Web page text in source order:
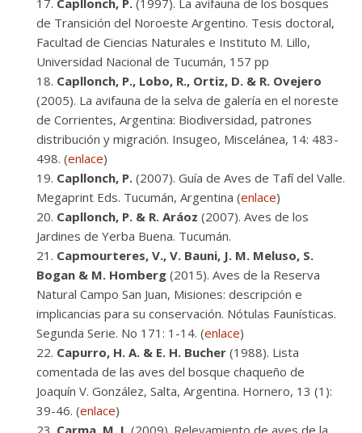
Capllonch, P. (1997). La avifauna de los bosques
de Transición del Noroeste Argentino. Tesis doctoral,
Facultad de Ciencias Naturales e Instituto M. Lillo,
Universidad Nacional de Tucumán, 157 pp
Capllonch, P., Lobo, R., Ortiz, D. & R. Ovejero
(2005). La avifauna de la selva de galería en el noreste
de Corrientes, Argentina: Biodiversidad, patrones
distribución y migración. Insugeo, Miscelánea, 14: 483-
498. (enlace)
Capllonch, P. (2007). Guía de Aves de Tafí del Valle.
Megaprint Eds. Tucumán, Argentina (enlace)
Capllonch, P. & R. Aráoz (2007). Aves de los
Jardines de Yerba Buena. Tucumán.
Capmourteres, V., V. Bauni, J. M. Meluso, S.
Bogan & M. Homberg (2015). Aves de la Reserva
Natural Campo San Juan, Misiones: descripción e
implicancias para su conservación. Nótulas Faunísticas.
Segunda Serie. No 171: 1-14. (enlace)
Capurro, H. A. & E. H. Bucher (1988). Lista
comentada de las aves del bosque chaqueño de
Joaquín V. González, Salta, Argentina. Hornero, 13 (1):
39-46. (enlace)
Carma, M. I. (2009). Relevamiento de aves de la